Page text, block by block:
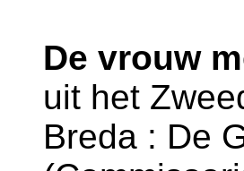
De vrouw
uit het
Breda : De